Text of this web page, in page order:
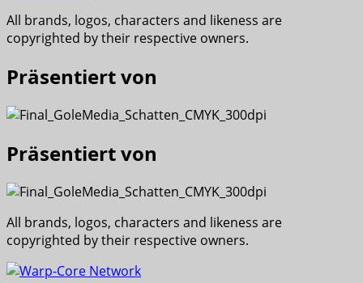
All brands, logos, characters and likeness are
copyrighted by their respective owners.
Präsentiert von
Präsentiert von
All brands, logos, characters and likeness are
copyrighted by their respective owners.